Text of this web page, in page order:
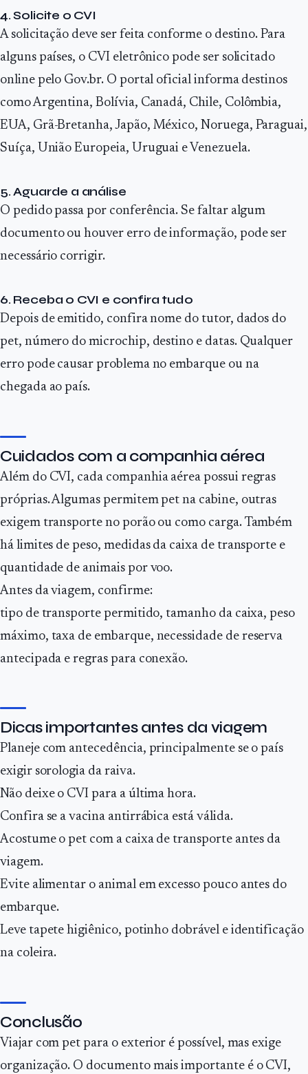
4. Solicite o CVI
A solicitação deve ser feita conforme o destino. Para
alguns países, o CVI eletrônico pode ser solicitado
online pelo Gov.br. O portal oficial informa destinos
como Argentina, Bolívia, Canadá, Chile, Colômbia,
EUA, Grã-Bretanha, Japão, México, Noruega, Paraguai,
Suíça, União Europeia, Uruguai e Venezuela.
5. Aguarde a análise
O pedido passa por conferência. Se faltar algum
documento ou houver erro de informação, pode ser
necessário corrigir.
6. Receba o CVI e confira tudo
Depois de emitido, confira nome do tutor, dados do
pet, número do microchip, destino e datas. Qualquer
erro pode causar problema no embarque ou na
chegada ao país.
Cuidados com a companhia aérea
Além do CVI, cada companhia aérea possui regras
próprias. Algumas permitem pet na cabine, outras
exigem transporte no porão ou como carga. Também
há limites de peso, medidas da caixa de transporte e
quantidade de animais por voo.
Antes da viagem, confirme:
tipo de transporte permitido, tamanho da caixa, peso
máximo, taxa de embarque, necessidade de reserva
antecipada e regras para conexão.
Dicas importantes antes da viagem
Planeje com antecedência, principalmente se o país
exigir sorologia da raiva.
Não deixe o CVI para a última hora.
Confira se a vacina antirrábica está válida.
Acostume o pet com a caixa de transporte antes da
viagem.
Evite alimentar o animal em excesso pouco antes do
embarque.
Leve tapete higiênico, potinho dobrável e identificação
na coleira.
Conclusão
Viajar com pet para o exterior é possível, mas exige
organização. O documento mais importante é o CVI,